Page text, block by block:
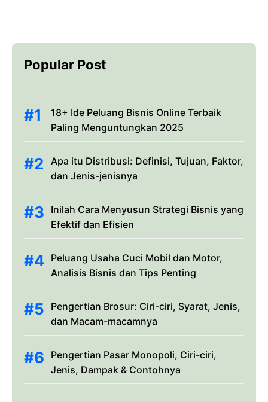
Popular Post
18+ Ide Peluang Bisnis Online Terbaik
Paling Menguntungkan 2025
Apa itu Distribusi: Definisi, Tujuan, Faktor,
dan Jenis-jenisnya
Inilah Cara Menyusun Strategi Bisnis yang
Efektif dan Efisien
Peluang Usaha Cuci Mobil dan Motor,
Analisis Bisnis dan Tips Penting
Pengertian Brosur: Ciri-ciri, Syarat, Jenis,
dan Macam-macamnya
Pengertian Pasar Monopoli, Ciri-ciri,
Jenis, Dampak & Contohnya